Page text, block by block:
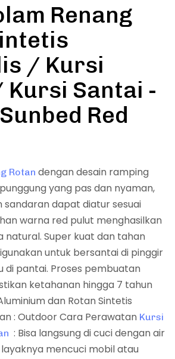
Renang
/ Kursi
Santai -
Red
Rotan dengan desain ramping
yang pas dan nyaman,
dapat diatur sesuai
warna red pulut menghasilkan
natural. Super kuat dan tahan
untuk bersantai di pinggir
di pantai. Proses pembuatan
ketahanan hingga 7 tahun
dan Rotan Sintetis
: Outdoor Cara Perawatan Kursi
: Bisa langsung di cuci dengan air
mencuci mobil atau